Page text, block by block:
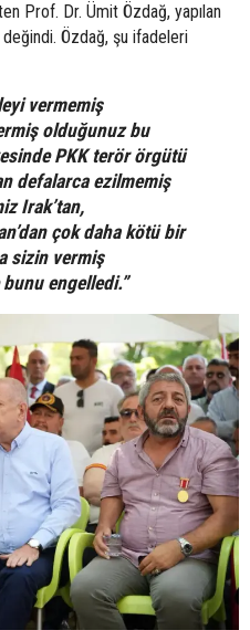
Prof. Dr. Ümit Özdağ, yapılan
değindi. Özdağ, şu ifadeleri
vermemiş
olduğunuz bu
PKK terör örgütü
defalarca ezilmemiş
Irak’tan,
çok daha kötü bir
sizin vermiş
engelledi.”